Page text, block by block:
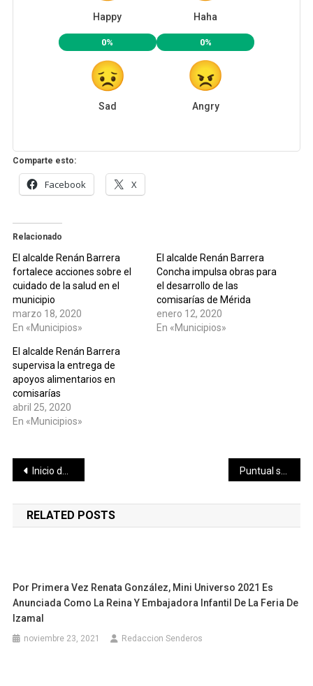
Happy Haha
0%
Sad
0%
Angry
Comparte esto:
Facebook X
Relacionado
El alcalde Renán Barrera
fortalece acciones sobre el
cuidado de la salud en el
municipio
marzo 18, 2020
En «Municipios»
El alcalde Renán Barrera
Concha impulsa obras para
el desarrollo de las
comisarías de Mérida
enero 12, 2020
En «Municipios»
El alcalde Renán Barrera
supervisa la entrega de
apoyos alimentarios en
comisarías
abril 25, 2020
En «Municipios»
Navegación
de
entradas
Inicio de campaña sindical
RELATED POSTS
Por Primera Vez Renata González, Mini Universo 2021 Es
Anunciada Como La Reina Y Embajadora Infantil De La Feria De
Izamal
noviembre 23, 2021 Redaccion Senderos